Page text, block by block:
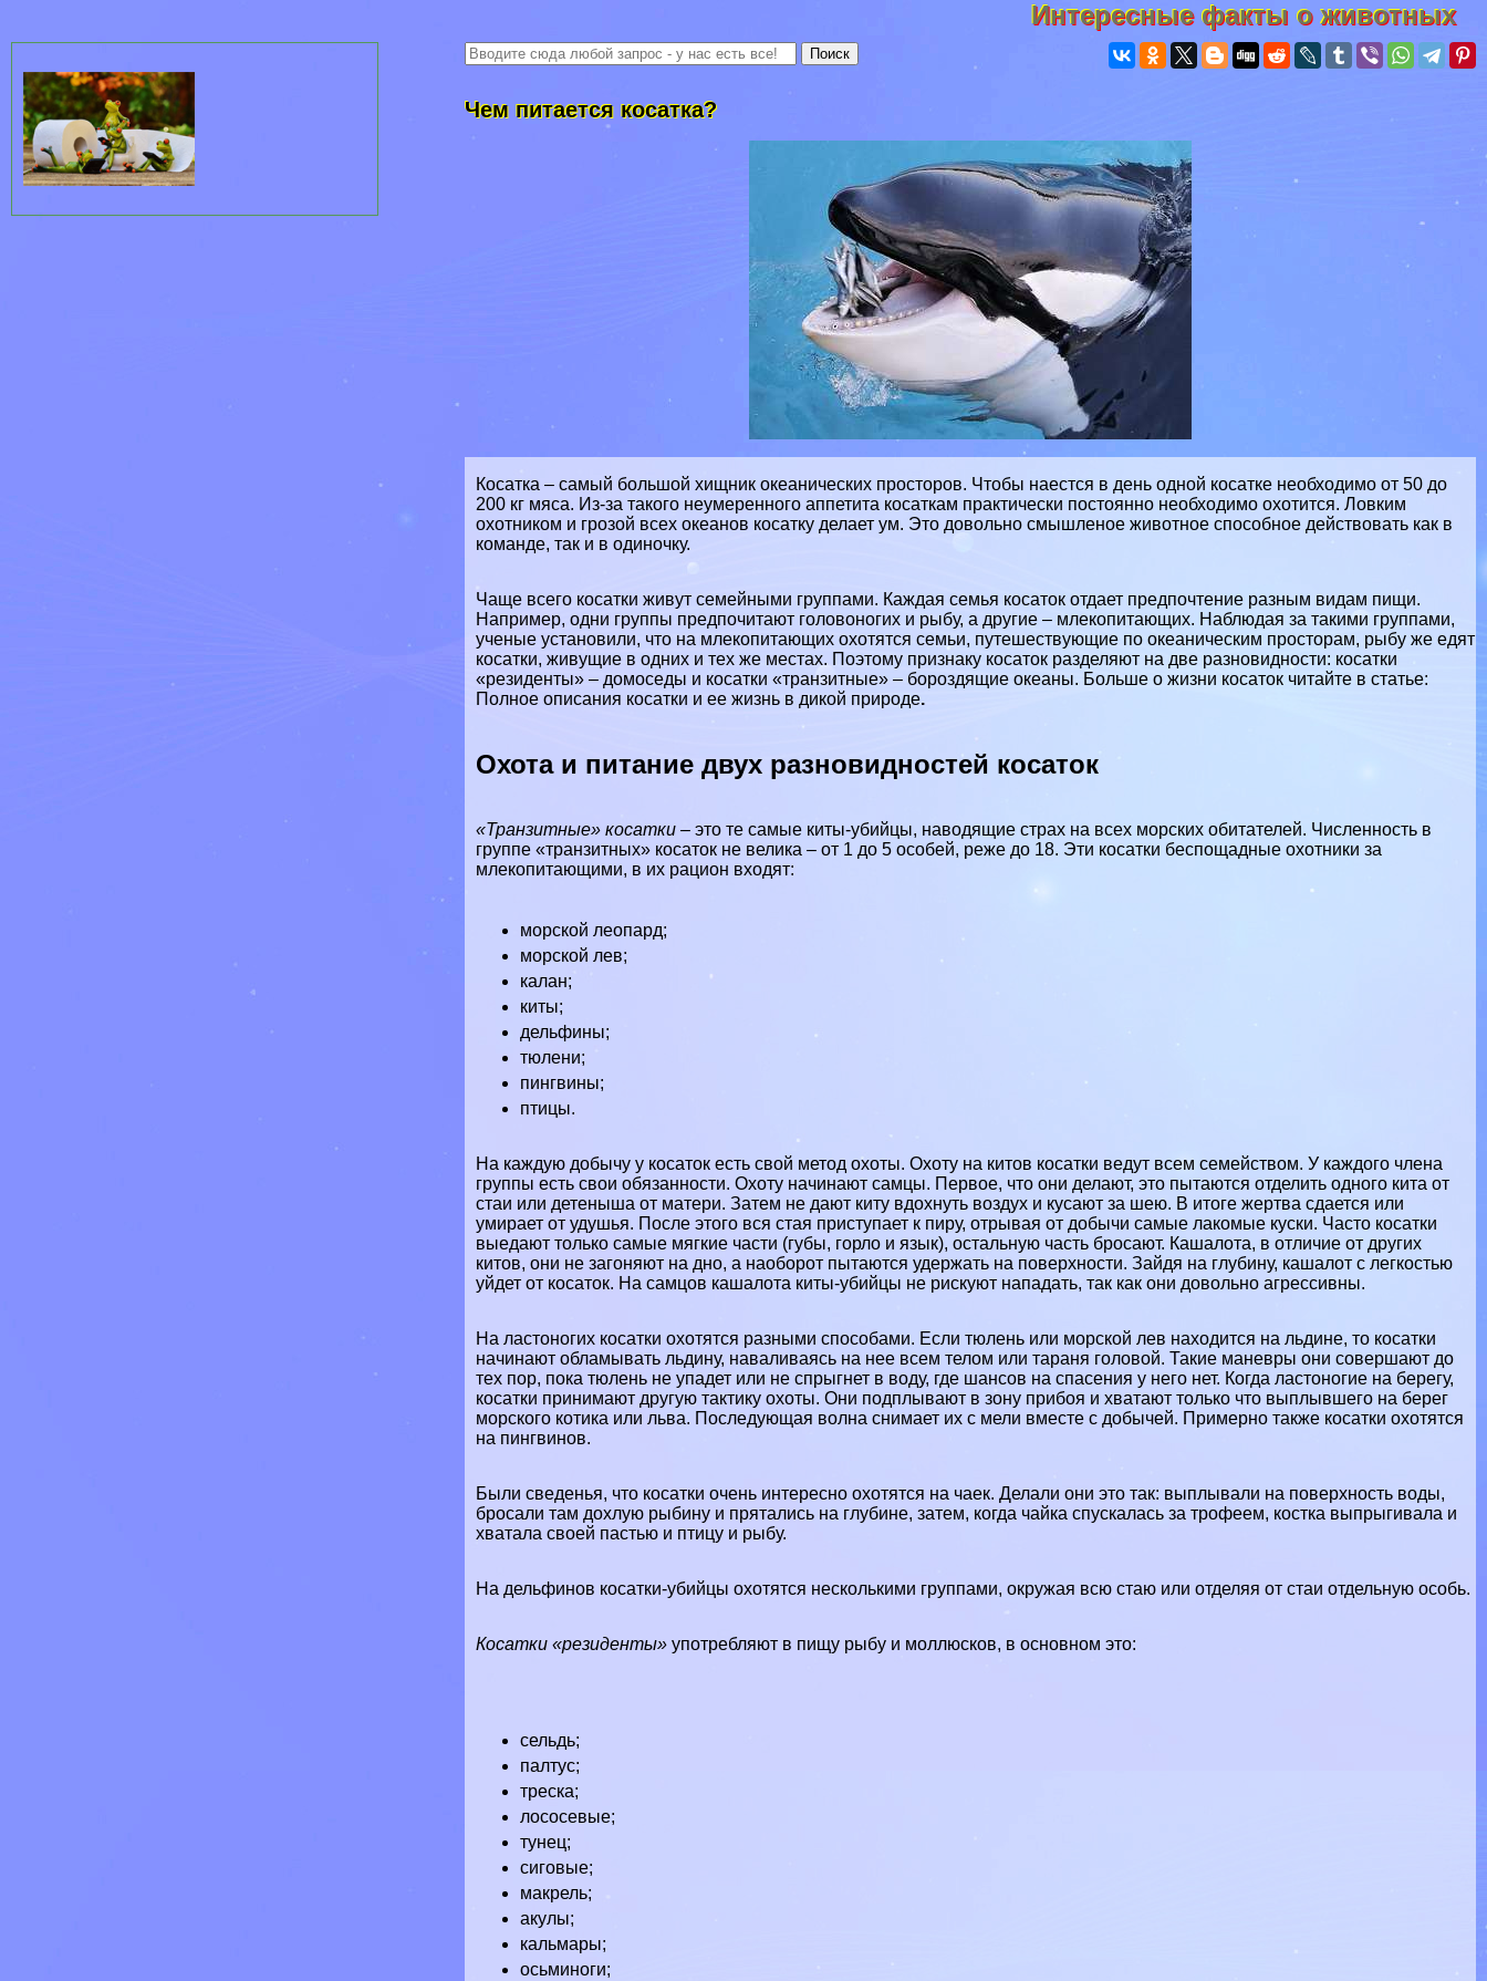
Интересные факты о животных
Чем питается косатка?
Косатка – самый большой хищник океанических просторов. Чтобы наестся в день одной косатке необходимо от 50 до
200 кг мяса. Из-за такого неумеренного аппетита косаткам пpaктически постоянно необходимо охотится. Ловким
охотником и грозой всех океанов косатку делает ум. Это довольно смышленое животное способное действовать как в
комaнде, так и в одиночку.
Чаще всего косатки живут семейными группами. Каждая семья косаток отдает предпочтение разным видам пищи.
Например, одни группы предпочитают головоногих и рыбу, а другие – млекопитающих. Наблюдая за такими группами,
ученые установили, что на млекопитающих охотятся семьи, путешествующие по океаническим просторам, рыбу же едят
косатки, живущие в одних и тех же местах. Поэтому признаку косаток разделяют на две разновидности: косатки
«резиденты»– домоседы и косатки «транзитные»– бороздящие океаны. Больше о жизни косаток читайте в статье:
Полное описания косатки и ее жизнь в дикой природе.
Охота и питание двух разновидностей косаток
«Транзитные» косатки – это те самые киты-убийцы, наводящие страх на всех морских обитателей. Численность в
группе «транзитных» косаток не велика – от 1 до 5 особей, реже до 18. Эти косатки беспощадные охотники за
млекопитающими, в их рацион входят:
морской леопард;
морской лев;
калан;
киты;
дельфины;
тюлени;
пингвины;
птицы.
На каждую добычу у косаток есть свой метод охоты. Охоту на китов косатки ведут всем семейством. У каждого члeна
группы есть свои обязанности. Охоту начинают самцы. Первое, что они делают, это пытаются отделить одного кита от
стаи или детеныша от матери. Затем не дают киту вдохнуть воздух и кусают за шею. В итоге жертва сдается или
умирает от удушья. После этого вся стая приступает к пиру, отрывая от добычи самые лакомые куски. Часто косатки
выедают только самые мягкие части (губы, горло и язык), остальную часть бросают. Кашалота, в отличие от других
китов, они не загоняют на дно, а наоборот пытаются удержать на поверхности. Зайдя на глубину, кашалот с легкостью
уйдет от косаток. На самцов кашалота киты-убийцы не рискуют нападать, так как они довольно агрессивны.
На ластоногих косатки охотятся разными способами. Если тюлень или морской лев находится на льдине, то косатки
начинают обламывать льдину, наваливаясь на нее всем телом или тараня головой. Такие маневры они совершают до
тех пор, пока тюлень не упадет или не спрыгнет в воду, где шансов на спасения у него нет. Когда ластоногие на берегу,
косатки принимают другую тактику охоты. Они подплывают в зону прибоя и хватают только что выплывшего на берег
морского котика или льва. Последующая волна снимает их с мели вместе с добычей. Примерно также косатки охотятся
на пингвинов.
Были сведенья, что косатки очень интересно охотятся на чаек. Делали они это так: выплывали на поверхность воды,
бросали там дохлую рыбину и прятались на глубине, затем, когда чайка спускалась за трофеем, костка выпрыгивала и
хватала своей пастью и птицу и рыбу.
На дельфинов косатки-убийцы охотятся несколькими группами, окружая всю стаю или отделяя от стаи отдельную особь.
Косатки «резиденты»употрeбляют в пищу рыбу и моллюсков, в основном это:
сельдь;
палтус;
треска;
лососевые;
тунец;
сиговые;
макрель;
акулы;
кальмары;
осьминоги;